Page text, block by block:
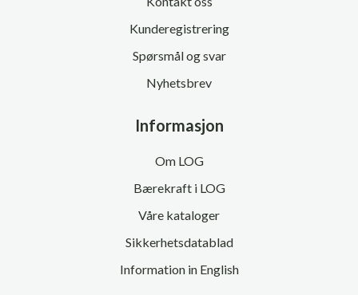
Kunderegistrering
Spørsmål og svar
Nyhetsbrev
Informasjon
Om LOG
Bærekraft i LOG
Våre kataloger
Sikkerhetsdatablad
Information in English